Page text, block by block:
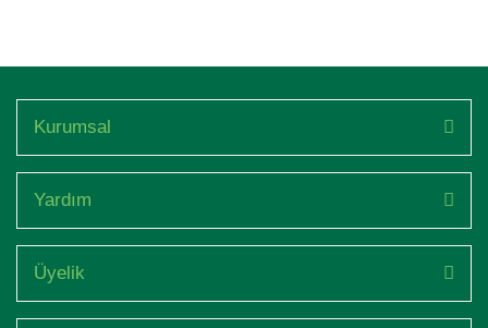
Kurumsal
Yardım
Üyelik